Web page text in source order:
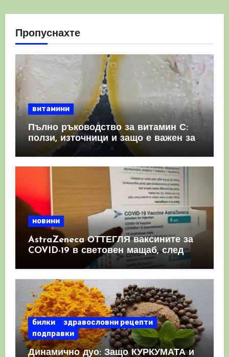
Пропуснахте
витамини
Пълно ръководство за витамин С:
ползи, източници и защо е важен за
имунната система
новини
AstraZeneca ОТТЕГЛЯ ваксините за
COVID-19 в световен мащаб, след
като призна, че те причиняват
билки
здравословни рецепти
подправки
Динамично дуо: Защо КУРКУМАТА и